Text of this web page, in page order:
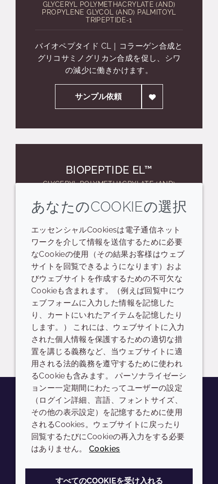
GLYCERYL POLYMETHACRYLATE (AND)
PROPYLENE GLYCOL (AND) PALMITOYL
TRIPEPTIDE-1
バイオペプタイド CL｜コラーゲン合成と
グリコサミノグリカン合成を促し、シワ
の減少に働きかけます。
サンプル依頼
BIOPEPTIDE EL™
GLYCERYL POLYMETHACRYLATE (AND)
バイオペプタイド EL｜エラスチン走化性
フラグメント。即効的なハリの付与、弾
力を取り戻します。
サンプル依頼
Showing
1 / 1Pages
YoutubeInstagramLinkedInTiktok
会社
Sustainability Report
LEGAL
プライバシーポリシー
あなたのCOOKIEの選択
エッセンシャルCookiesは電子通信ネット
ワークを介して情報を送信するために必要
なCookieの使用（その結果お客様はウェブ
サイトを回覧できるようになります）およ
びウェブサイトを作成するための不可欠な
Cookieも含まれます。（例えば回覧中にウ
ェブフォームに入力した情報を記憶した
り、カートにいれたアイテムを記憶したり
します。） これには、ウェブサイトに入力
された個人情報を保護するための適切な措
置を講じる義務など、当ウェブサイトに適
用される法的義務を遵守するために使われ
るCookieも含みます。 パーソナライゼーシ
ョンー一定期間にわたってユーザーの設定
（ログイン詳細、言語、フォントサイズ、
その他の表示設定）を記憶するために使用
されるCookies。ウェブサイトに戻ったり
回覧するたびにCookieの再入力をする必要
はありません。Cookies
すべてのCOOKIEを受け入れる